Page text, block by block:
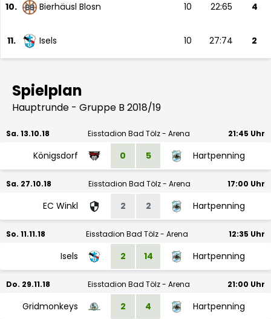
10. Bierhäusl Blosn 10 22:65 4
11. Isels 10 27:74 2
Spielplan
Hauptrunde - Gruppe B 2018/19
Sa. 13.10.18 Eisstadion Bad Tölz - Arena 21:45 Uhr
Königsdorf 0 5 Hartpenning
Sa. 27.10.18 Eisstadion Bad Tölz - Arena 17:00 Uhr
EC Winkl 2 2 Hartpenning
So. 11.11.18 Eisstadion Bad Tölz - Arena 12:35 Uhr
Isels 2 14 Hartpenning
Do. 29.11.18 Eisstadion Bad Tölz - Arena 21:00 Uhr
Gridmonkeys 2 4 Hartpenning